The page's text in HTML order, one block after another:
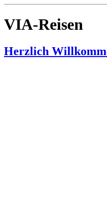
VIA-Reisen
Herzlich